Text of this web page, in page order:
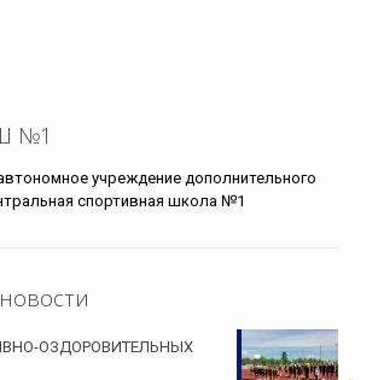
№1
учреждение дополнительного
спортивная школа №1
ОЗДОРОВИТЕЛЬНЫХ